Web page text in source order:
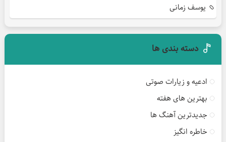
یوسف زمانی
دسته بندی ها
ادعیه و زیارات صوتی
بهترین های هفته
جدیدترین آهنگ ها
خاطره انگیز